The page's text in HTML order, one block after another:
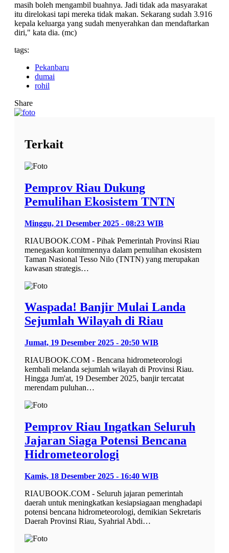
masih boleh mengambil buahnya. Jadi tidak ada masyarakat
itu direlokasi tapi mereka tidak makan. Sekarang sudah 3.916
kepala keluarga yang sudah menyerahkan dan mendaftarkan
diri," kata dia. (mc)
tags:
Pekanbaru
dumai
rohil
Share
Terkait
Pemprov Riau Dukung
Pemulihan Ekosistem TNTN
Minggu, 21 Desember 2025 - 08:23 WIB
RIAUBOOK.COM - Pihak Pemerintah Provinsi Riau
menegaskan komitmennya dalam pemulihan ekosistem
Taman Nasional Tesso Nilo (TNTN) yang merupakan
kawasan strategis…
Waspada! Banjir Mulai Landa
Sejumlah Wilayah di Riau
Jumat, 19 Desember 2025 - 20:50 WIB
RIAUBOOK.COM - Bencana hidrometeorologi
kembali melanda sejumlah wilayah di Provinsi Riau.
Hingga Jum'at, 19 Desember 2025, banjir tercatat
merendam puluhan…
Pemprov Riau Ingatkan Seluruh
Jajaran Siaga Potensi Bencana
Hidrometeorologi
Kamis, 18 Desember 2025 - 16:40 WIB
RIAUBOOK.COM - Seluruh jajaran pemerintah
daerah untuk meningkatkan kesiapsiagaan menghadapi
potensi bencana hidrometeorologi, demikian Sekretaris
Daerah Provinsi Riau, Syahrial Abdi…